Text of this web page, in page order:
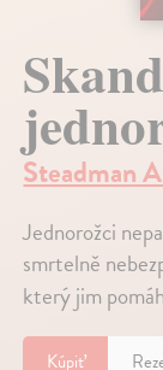
Steadman
Jednorožci
smrtelně
který jim
Kúpiť